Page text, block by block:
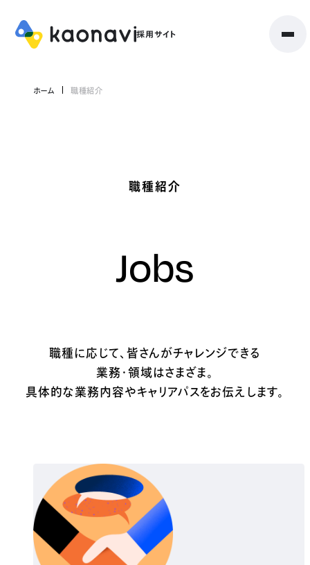
ホーム 職種紹介
職種紹介
Jobs
職種に応じて、皆さんがチャレンジできる
業務・領域はさまざま。
具体的な業務内容やキャリアパスをお伝えします。